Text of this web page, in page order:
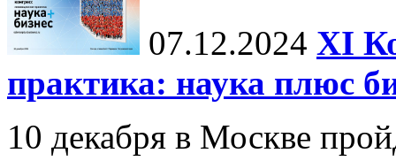
07.12.2024 ХI
практика: наука плюс
10 декабря в Москве